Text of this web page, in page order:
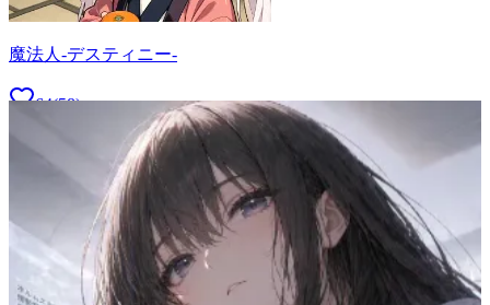
魔法人-デスティニー-
64(58)